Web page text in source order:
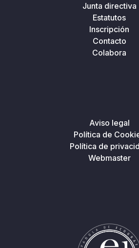
Junta directiva
Estatutos
Inscripción
Contacto
Colabora
Aviso legal
Política de
Política de
Webmaster